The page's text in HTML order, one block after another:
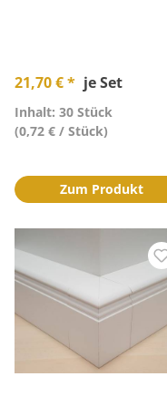
21,70 € * je Set
Inhalt: 30 Stück
(0,72 € / Stück)
Zum Produkt